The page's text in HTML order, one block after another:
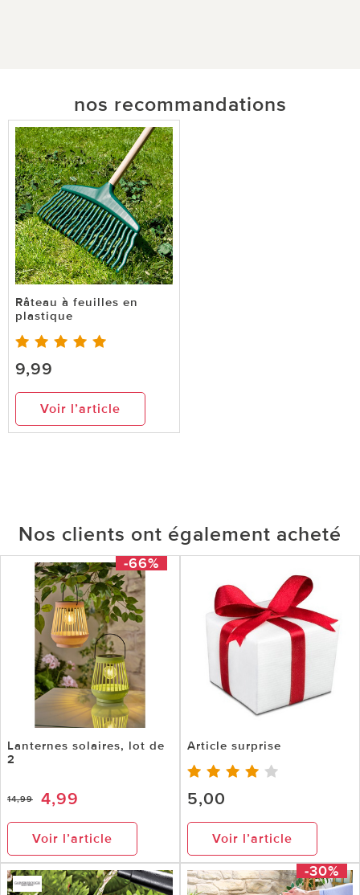
nos recommandations
Râteau à feuilles en
plastique
9,99
Voir l’article
Nos clients ont également acheté
-66%
Lanternes solaires, lot de
2
14,99 4,99
Voir l’article
Article surprise
5,00
Voir l’article
-30%